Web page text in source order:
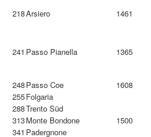
218Arsiero 1461
241 Passo Pianella 1365
248Passo Coe
1608
255Folgaria
288Trento Süd
313Monte Bondone 1500
341 Padergnone